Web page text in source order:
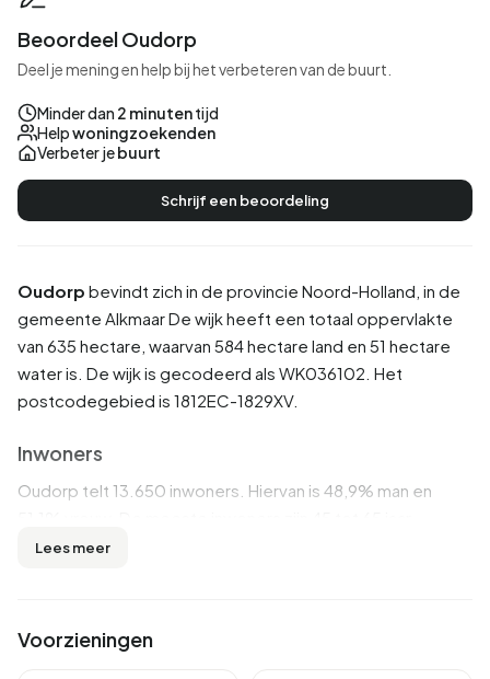
Oudorp bevindt zich in de provincie Noord-Holland , in de
gemeente AlkmaarDe wijk heeft een totaal oppervlakte
van 635 hectare, waarvan 584 hectare land en 51 hectare
water is. De wijk is gecodeerd als WK036102. Het
postcodegebied is 1812EC-1829XV.
Inwoners
Oudorp telt 13.650 inwoners. Hiervan is 48,9% man en
(28,1%). De overige leeftijden zijn 23,2% voor '25 tot 45
is verweduwd. 10.475 inwoners komen uit Nederland, 945
Lees meer
Voorzieningen
Beoordeel Oudorp
Deel je mening en help bij het verbeteren van de buurt.
Minder dan 2 minutentijd
Helpwoningzoekenden
Verbeter jebuurt
Schrijf een beoordeling